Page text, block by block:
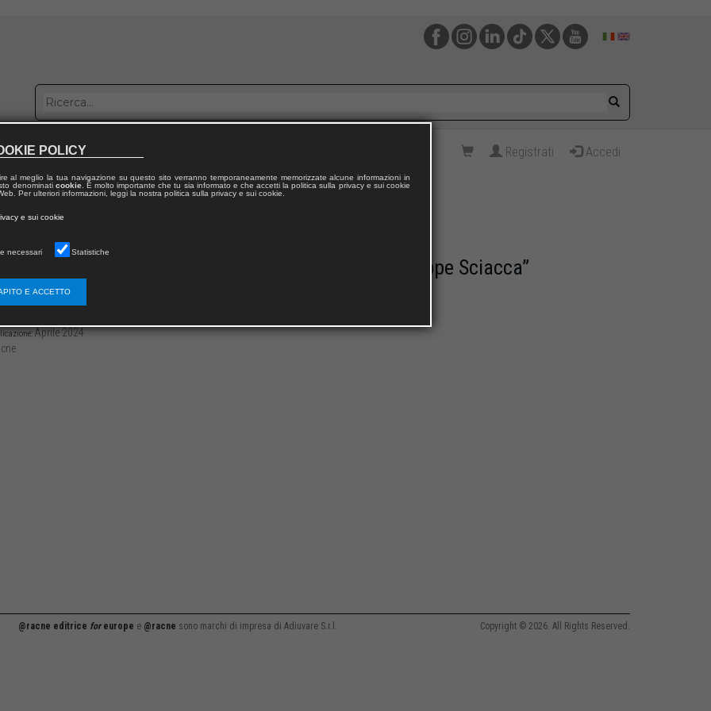
con noi Registrati Accedi
al XXI Premio Internazionale “Vexillum - Giuseppe Sciacca”
Aprile 2024
@racne editrice foreurope e @racne sono marchi di impresa di Adiuvare S.r.l. Copyright © 2026. All Rights Reserved.
POLICY
al meglio la tua navigazione su questo sito verranno temporaneamente memorizzate alcune informazioni in
denominati cookie. È molto importante che tu sia informato e che accetti la politica sulla privacy e sui cookie
Per ulteriori informazioni, leggi la nostra politica sulla privacy e sui cookie.
e sui cookie
necessari Statistiche
E ACCETTO